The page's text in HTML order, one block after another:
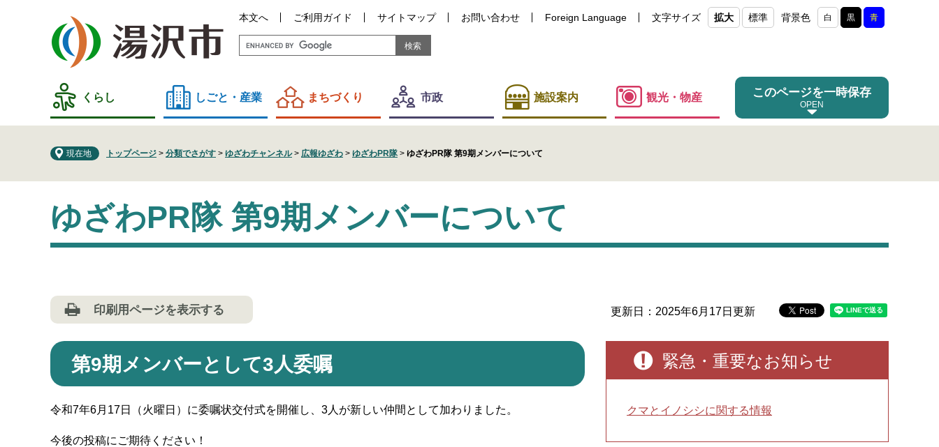
す
し
本文へ ご利用ガイド サイトマップ お問い合わせ Foreign Language 文字サイズ 拡大 標準 背景色 白 黒 青
くらし しごと・産業 まちづくり 市政 施設案内 観光・物産 このページを一時保存
現在地 トップページ > 分類でさがす > ゆざわチャンネル > 広報ゆざわ > ゆざわPR隊 > ゆざわPR隊 第9期メンバーについて
文
ゆざわPR隊 第9期メンバーについて
印刷用ページを表示する 更新日：2025年6月17日更新
第9期メンバーとして3人委嘱
令和7年6月17日（火曜日）に委嘱状交付式を開催し、3人が新しい仲間として加わりました。
今後の投稿にご期待ください！
緊急・重要なお知らせ
クマとイノシシに関する情報